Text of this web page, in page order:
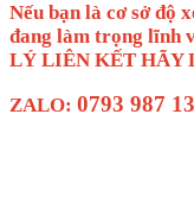
Nếu bạn là cơ sở độ
đang làm trọng lĩnh
LÝ LIÊN KẾT HÃY
ZALO: 0793 987